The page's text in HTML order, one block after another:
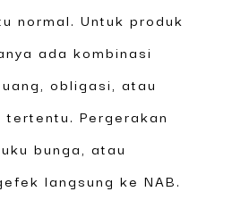
normal. Untuk produk
ada kombinasi
obligasi, atau
Pergerakan
bunga, atau
langsung ke NAB.